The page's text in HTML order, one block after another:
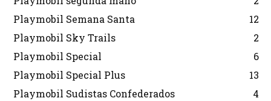
Playmobil Semana Santa
12
Playmobil Sky Trails
2
Playmobil Special
6
Playmobil Special Plus
13
Playmobil Sudistas Confederados
4